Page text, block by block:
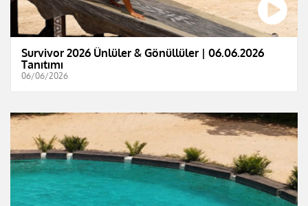
Survivor 2026 Ünlüler & Gönüllüler | 06.06.2026
Tanıtımı
06/06/2026